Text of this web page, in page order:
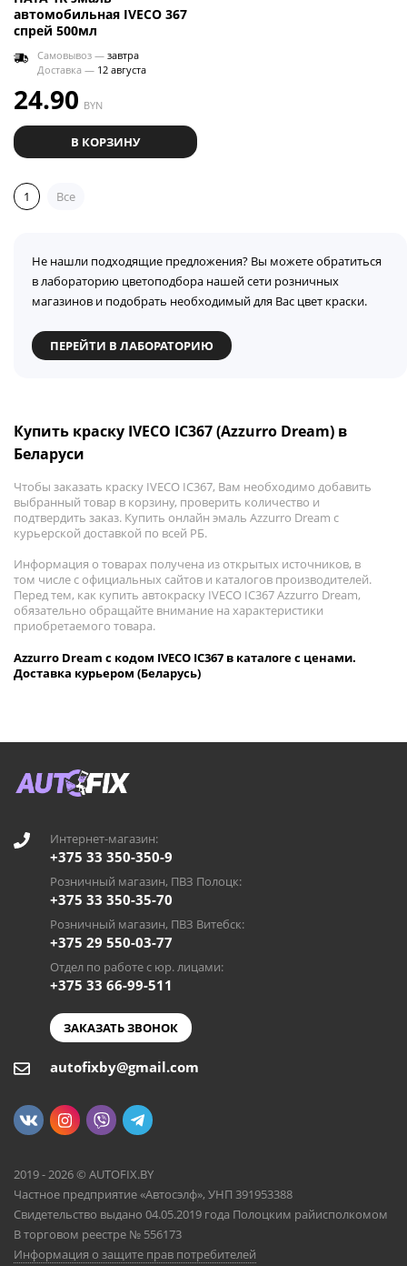
автомобильная IVECO 367
спрей 500мл
Самовывоз — завтра
Доставка — 12 августа
24.90 BYN
В КОРЗИНУ
1 Все
Не нашли подходящие предложения? Вы можете обратиться
в лабораторию цветоподбора нашей сети розничных
магазинов и подобрать необходимый для Вас цвет краски.
ПЕРЕЙТИ В ЛАБОРАТОРИЮ
Купить краску IVECO IC367 (Azzurro Dream) в
Беларуси
Чтобы заказать краску IVECO IC367, Вам необходимо добавить
выбранный товар в корзину, проверить количество и
подтвердить заказ. Купить онлайн эмаль Azzurro Dream с
курьерской доставкой по всей РБ.
Информация о товарах получена из открытых источников, в
том числе с официальных сайтов и каталогов производителей.
Перед тем, как купить автокраску IVECO IC367 Azzurro Dream,
обязательно обращайте внимание на характеристики
приобретаемого товара.
Azzurro Dream с кодом IVECO IC367 в каталоге с ценами.
Доставка курьером (Беларусь)
Интернет-магазин:
+375 33 350-350-9
Розничный магазин, ПВЗ Полоцк:
+375 33 350-35-70
Розничный магазин, ПВЗ Витебск:
+375 29 550-03-77
Отдел по работе с юр. лицами:
+375 33 66-99-511
ЗАКАЗАТЬ ЗВОНОК
autofixby@gmail.com
2019 - 2026 © AUTOFIX.BY
Частное предприятие «Автосэлф», УНП 391953388
Свидетельство выдано 04.05.2019 года Полоцким райисполкомом
В торговом реестре № 556173
Информация о защите прав потребителей